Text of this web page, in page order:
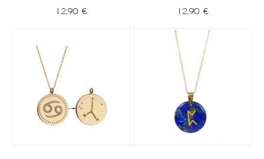
12,90 € 12,90 €